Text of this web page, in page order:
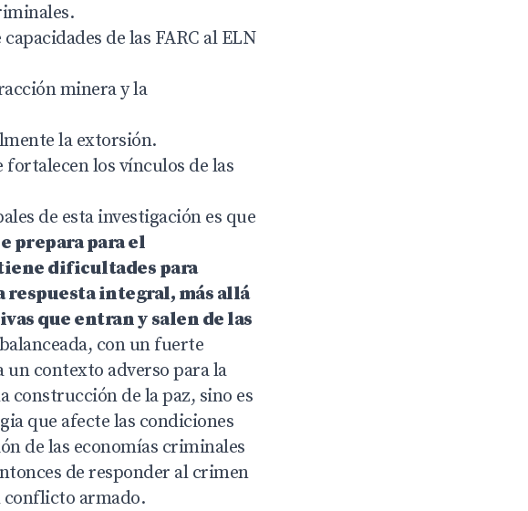
de las FARC al ELN
minera y la
la extorsión.
los vínculos de las
de esta investigación es que
prepara para el
dificultades para
integral, más allá
que entran y salen de las
con un fuerte
contexto adverso para la
construcción de la paz, sino es
que afecte las condiciones
de las economías criminales
de responder al crimen
conflicto armado.